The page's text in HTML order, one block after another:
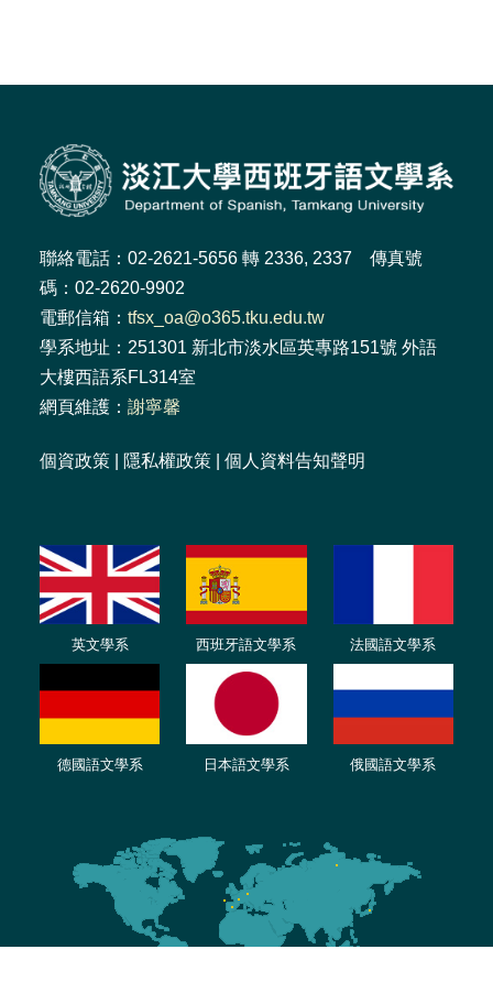
聯絡電話：02-2621-5656 轉 2336, 2337 傳真號
碼：02-2620-9902
電郵信箱： tfsx_oa@o365.tku.edu.tw
學系地址：251301 新北市淡水區英專路151號 外語
大樓西語系FL314室
網頁維護： 謝寧馨
個資政策 隱私權政策 個人資料告知聲明
英文學系 西班牙語文學系 法國語文學系
德國語文學系 日本語文學系 俄國語文學系